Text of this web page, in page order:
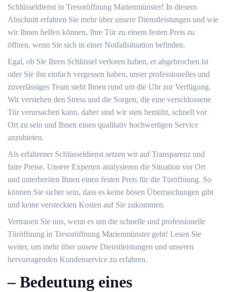
Schlüsseldienst in Tresoröffnung Marienmünster!​ In diesem
Abschnitt erfahren Sie mehr über unsere Dienstleistungen und wie
wir Ihnen helfen können, Ihre Tür zu einem festen Preis zu
öffnen, wenn Sie sich in einer Notfallsituation befinden.​
Egal, ob Sie Ihren Schlüssel verloren haben, er abgebrochen ist
oder Sie ihn einfach vergessen haben, unser professionelles und
zuverlässiges Team steht Ihnen rund um die Uhr zur Verfügung.​
Wir verstehen den Stress und die Sorgen, die eine verschlossene
Tür verursachen kann, daher sind wir stets bemüht, schnell vor
Ort zu sein und Ihnen einen qualitativ hochwertigen Service
anzubieten.​
Als erfahrener Schlüsseldienst setzen wir auf Transparenz und
faire Preise.​ Unsere Experten analysieren die Situation vor Ort
und unterbreiten Ihnen einen festen Preis für die Türöffnung. So
können Sie sicher sein, dass es keine bösen Überraschungen gibt
und keine versteckten Kosten auf Sie zukommen.​
Vertrauen Sie uns, wenn es um die schnelle und professionelle
Türöffnung in Tresoröffnung Marienmünster geht!​ Lesen Sie
weiter, um mehr über unsere Dienstleistungen und unseren
hervorragenden Kundenservice zu erfahren.
– Bedeutung eines